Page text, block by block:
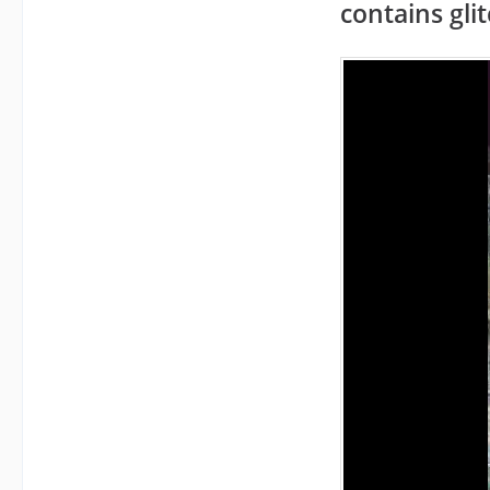
contains